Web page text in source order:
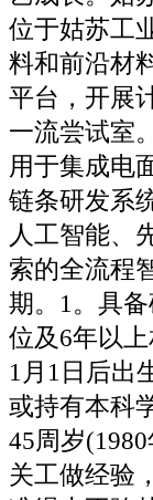
位于姑苏工
料和前沿材
平台，开展
一流尝试室
用于集成电
链条研发系
人工智能、
索的全流程
期。1。具
位及6年以
1月1日后出
或持有本科
45周岁
关工做经验